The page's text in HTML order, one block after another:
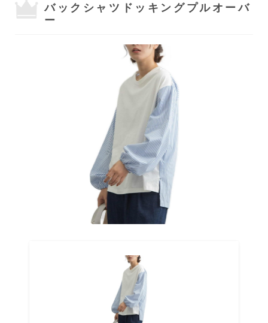
バックシャツドッキングプルオーバ
ー